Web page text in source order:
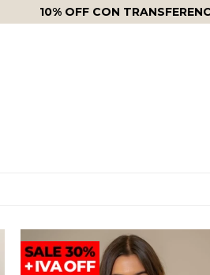
10% OFF CON